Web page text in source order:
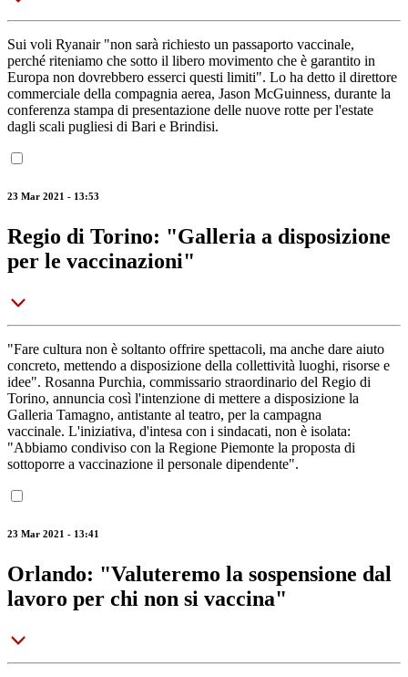
Sui voli Ryanair "non sarà richiesto un passaporto vaccinale,
perché riteniamo che sotto il libero movimento che è garantito in
Europa non dovrebbero esserci questi limiti". Lo ha detto il direttore
commerciale della compagnia aerea, Jason McGuinness, durante la
conferenza stampa di presentazione delle nuove rotte per l'estate
dagli scali pugliesi di Bari e Brindisi.
23 Mar 2021 - 13:53
Regio di Torino: "Galleria a disposizione
per le vaccinazioni"
"Fare cultura non è soltanto offrire spettacoli, ma anche dare aiuto
concreto, mettendo a disposizione della collettività luoghi, risorse e
idee". Rosanna Purchia, commissario straordinario del Regio di
Torino, annuncia così l'intenzione di mettere a disposizione la
Galleria Tamagno, antistante al teatro, per la campagna
vaccinale. L'iniziativa, d'intesa con i sindacati, non è isolata:
"Abbiamo condiviso con la Regione Piemonte la proposta di
sottoporre a vaccinazione il personale dipendente".
23 Mar 2021 - 13:41
Orlando: "Valuteremo la sospensione dal
lavoro per chi non si vaccina"